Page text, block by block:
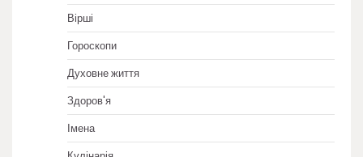
Вірші
Гороскопи
Духовне життя
Здоров'я
Імена